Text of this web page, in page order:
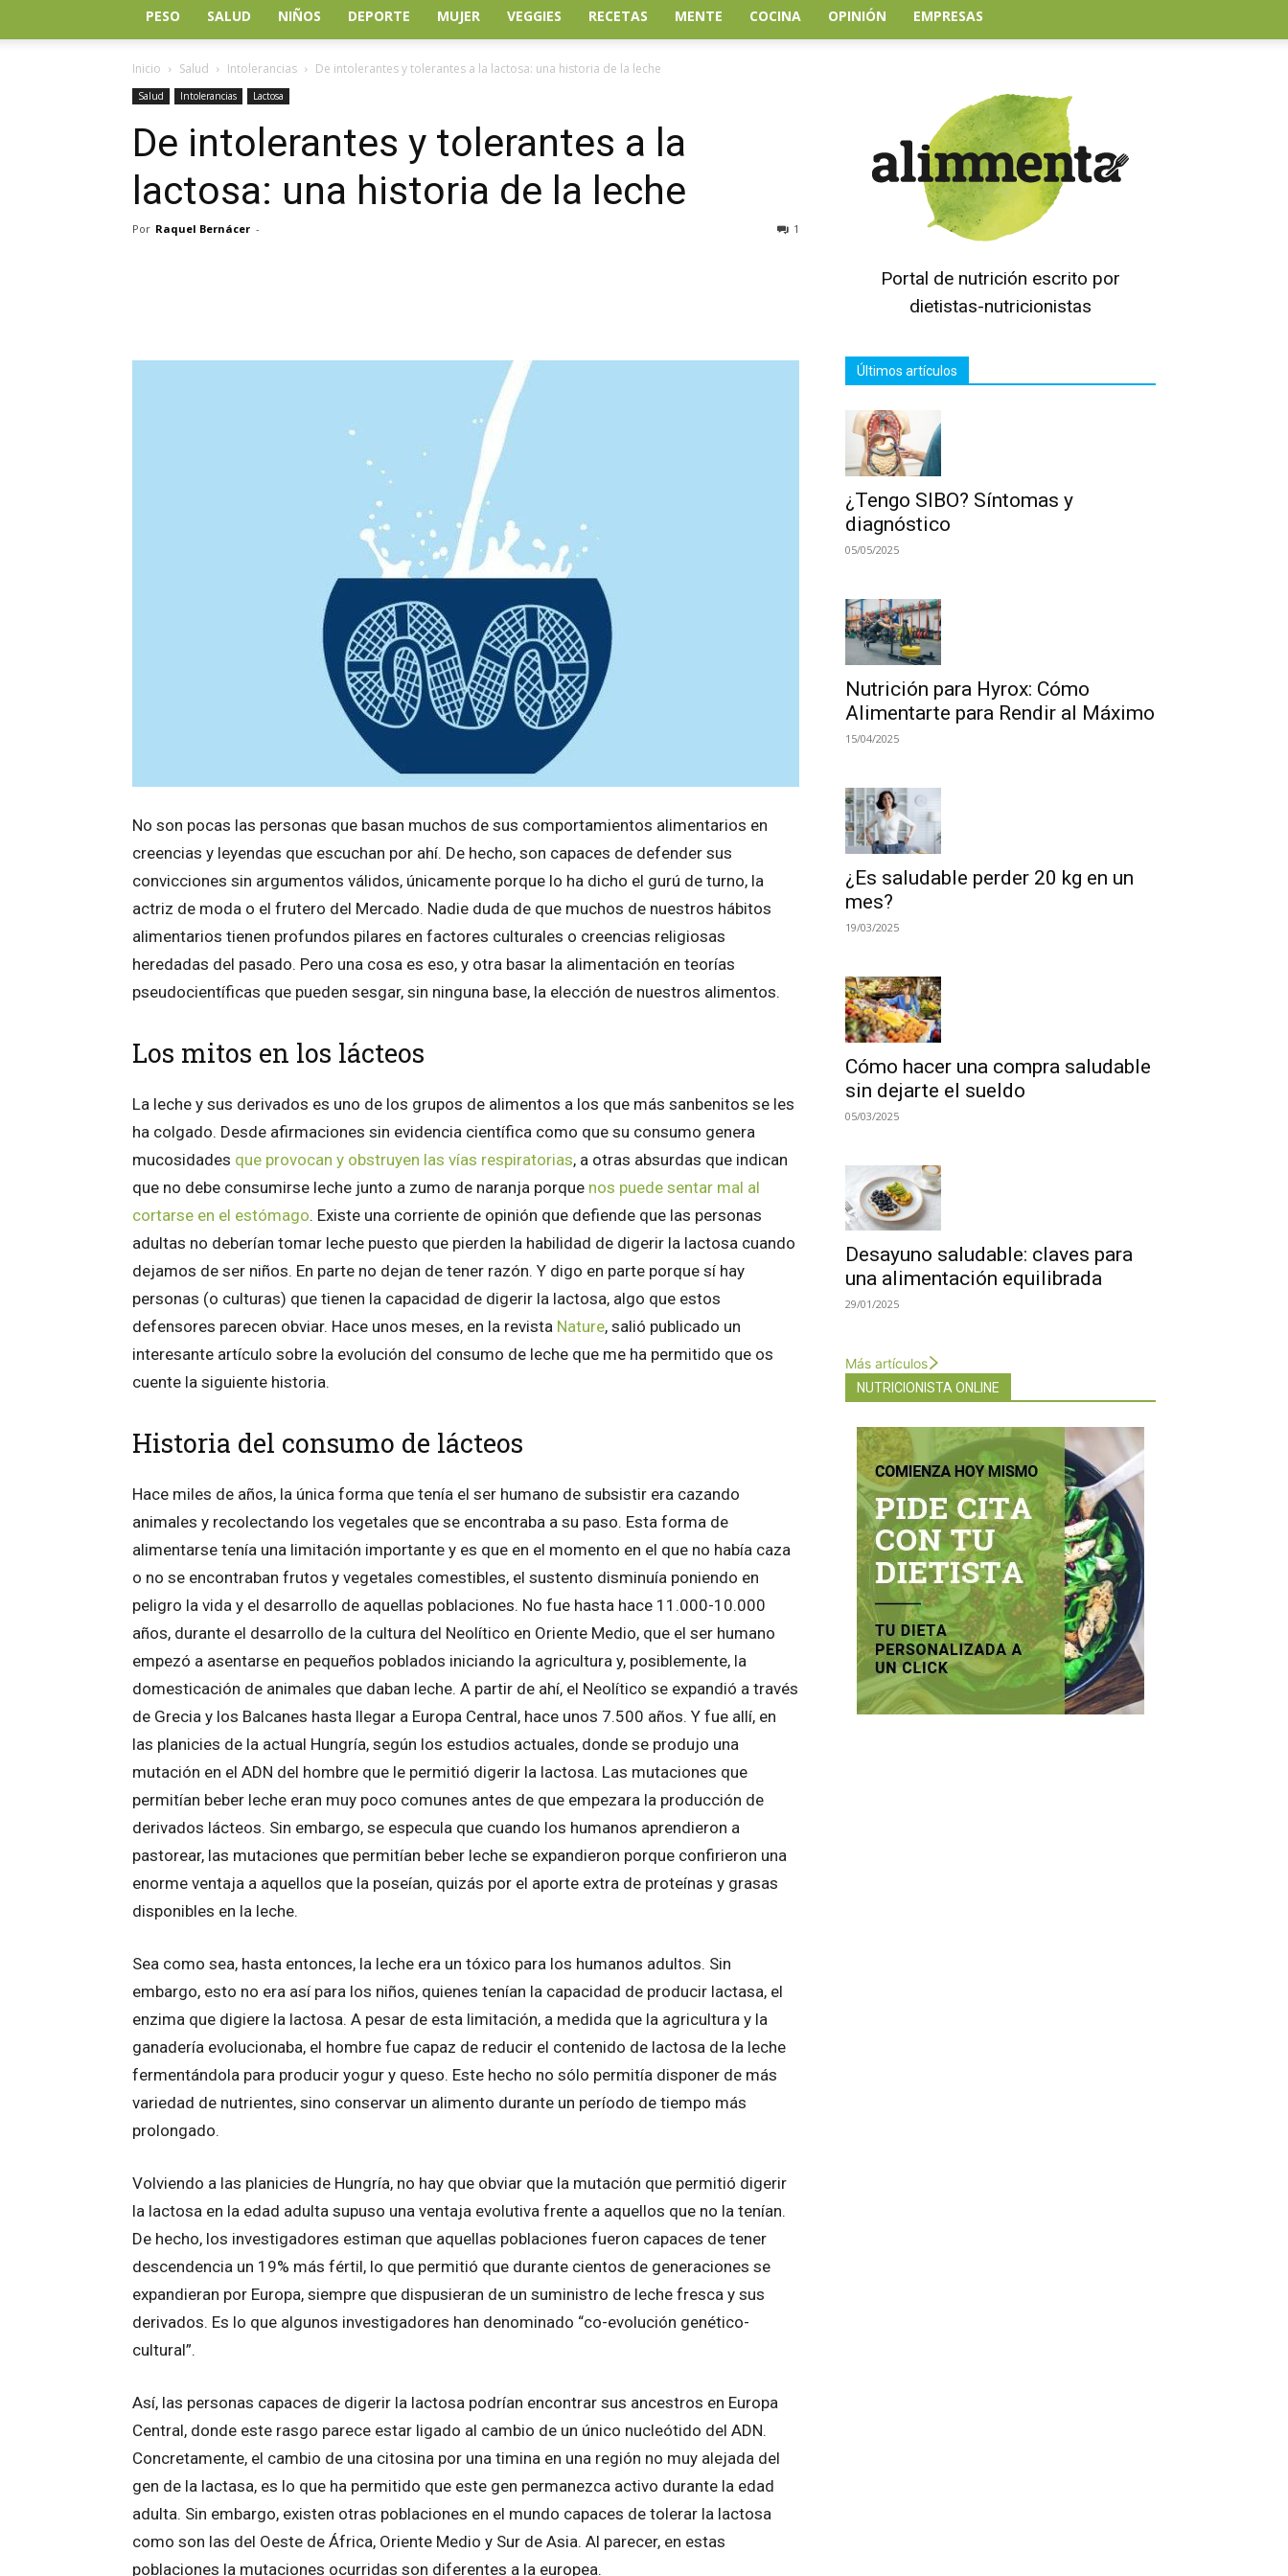
PESO SALUD NIÑOS DEPORTE MUJER VEGGIES RECETAS MENTE COCINA OPINIÓN EMPRESAS
Inicio Salud Intolerancias De intolerantes y tolerantes a la lactosa: una historia de la leche
Salud Intolerancias Lactosa
De intolerantes y tolerantes a la
lactosa: una historia de la leche
Por Raquel Bernácer - 1
No son pocas las personas que basan muchos de sus comportamientos alimentarios en
creencias y leyendas que escuchan por ahí. De hecho, son capaces de defender sus
convicciones sin argumentos válidos, únicamente porque lo ha dicho el gurú de turno, la
actriz de moda o el frutero del Mercado. Nadie duda de que muchos de nuestros hábitos
alimentarios tienen profundos pilares en factores culturales o creencias religiosas
heredadas del pasado. Pero una cosa es eso, y otra basar la alimentación en teorías
pseudocientíficas que pueden sesgar, sin ninguna base, la elección de nuestros alimentos.
Los mitos en los lácteos
La leche y sus derivados es uno de los grupos de alimentos a los que más sanbenitos se les
ha colgado. Desde afirmaciones sin evidencia científica como que su consumo genera
mucosidades que provocan y obstruyen las vías respiratorias, a otras absurdas que indican
que no debe consumirse leche junto a zumo de naranja porque nos puede sentar mal al
cortarse en el estómago. Existe una corriente de opinión que defiende que las personas
adultas no deberían tomar leche puesto que pierden la habilidad de digerir la lactosa cuando
dejamos de ser niños. En parte no dejan de tener razón. Y digo en parte porque sí hay
personas (o culturas) que tienen la capacidad de digerir la lactosa, algo que estos
defensores parecen obviar. Hace unos meses, en la revista Nature, salió publicado un
interesante artículo sobre la evolución del consumo de leche que me ha permitido que os
cuente la siguiente historia.
Historia del consumo de lácteos
Hace miles de años, la única forma que tenía el ser humano de subsistir era cazando
animales y recolectando los vegetales que se encontraba a su paso. Esta forma de
alimentarse tenía una limitación importante y es que en el momento en el que no había caza
o no se encontraban frutos y vegetales comestibles, el sustento disminuía poniendo en
peligro la vida y el desarrollo de aquellas poblaciones. No fue hasta hace 11.000-10.000
años, durante el desarrollo de la cultura del Neolítico en Oriente Medio, que el ser humano
empezó a asentarse en pequeños poblados iniciando la agricultura y, posiblemente, la
domesticación de animales que daban leche. A partir de ahí, el Neolítico se expandió a través
de Grecia y los Balcanes hasta llegar a Europa Central, hace unos 7.500 años. Y fue allí, en
las planicies de la actual Hungría, según los estudios actuales, donde se produjo una
mutación en el ADN del hombre que le permitió digerir la lactosa. Las mutaciones que
permitían beber leche eran muy poco comunes antes de que empezara la producción de
derivados lácteos. Sin embargo, se especula que cuando los humanos aprendieron a
pastorear, las mutaciones que permitían beber leche se expandieron porque confirieron una
enorme ventaja a aquellos que la poseían, quizás por el aporte extra de proteínas y grasas
disponibles en la leche.
Sea como sea, hasta entonces, la leche era un tóxico para los humanos adultos. Sin
embargo, esto no era así para los niños, quienes tenían la capacidad de producir lactasa, el
enzima que digiere la lactosa. A pesar de esta limitación, a medida que la agricultura y la
ganadería evolucionaba, el hombre fue capaz de reducir el contenido de lactosa de la leche
fermentándola para producir yogur y queso. Este hecho no sólo permitía disponer de más
variedad de nutrientes, sino conservar un alimento durante un período de tiempo más
prolongado.
Volviendo a las planicies de Hungría, no hay que obviar que la mutación que permitió digerir
la lactosa en la edad adulta supuso una ventaja evolutiva frente a aquellos que no la tenían.
De hecho, los investigadores estiman que aquellas poblaciones fueron capaces de tener
descendencia un 19% más fértil, lo que permitió que durante cientos de generaciones se
expandieran por Europa, siempre que dispusieran de un suministro de leche fresca y sus
derivados. Es lo que algunos investigadores han denominado “co-evolución genético-
cultural”.
Así, las personas capaces de digerir la lactosa podrían encontrar sus ancestros en Europa
Central, donde este rasgo parece estar ligado al cambio de un único nucleótido del ADN.
Concretamente, el cambio de una citosina por una timina en una región no muy alejada del
gen de la lactasa, es lo que ha permitido que este gen permanezca activo durante la edad
adulta. Sin embargo, existen otras poblaciones en el mundo capaces de tolerar la lactosa
como son las del Oeste de África, Oriente Medio y Sur de Asia. Al parecer, en estas
poblaciones la mutaciones ocurridas son diferentes a la europea.
Portal de nutrición escrito por
dietistas-nutricionistas
Últimos artículos
¿Tengo SIBO? Síntomas y
diagnóstico
05/05/2025
Nutrición para Hyrox: Cómo
Alimentarte para Rendir al Máximo
15/04/2025
¿Es saludable perder 20 kg en un
mes?
19/03/2025
Cómo hacer una compra saludable
sin dejarte el sueldo
05/03/2025
Desayuno saludable: claves para
una alimentación equilibrada
29/01/2025
Más artículos
NUTRICIONISTA ONLINE